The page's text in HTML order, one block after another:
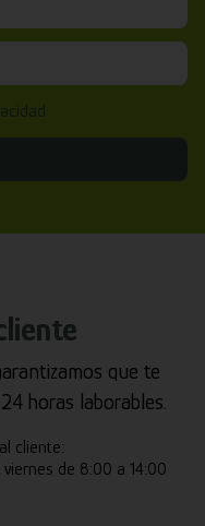
que te
horas laborables.
cliente:
de 8:00 a 14:00